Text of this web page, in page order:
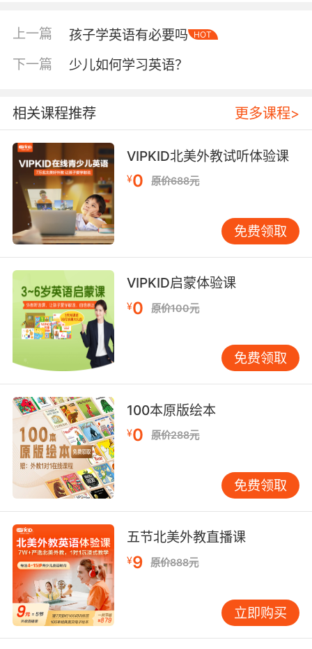
如果家长语音语调标准，就尝试在各种场合跟孩
子说符合情景的简单的英文单词、词组和句子，
还可以做游戏与孩子互动。
上一篇 孩子学英语有必要吗 HOT
下一篇 少儿如何学习英语？
相关课程推荐 更多课程>
VIPKID北美外教试听体验课
¥0 原价688元
免费领取
VIPKID启蒙体验课
¥0 原价100元
免费领取
100本原版绘本
¥0 原价288元
免费领取
五节北美外教直播课
¥9 原价888元
立即购买